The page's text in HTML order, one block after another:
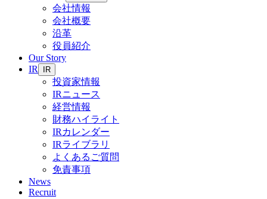
会社情報
会社概要
沿革
役員紹介
Our Story
IR
IR
投資家情報
IRニュース
経営情報
財務ハイライト
IRカレンダー
IRライブラリ
よくあるご質問
免責事項
News
Recruit